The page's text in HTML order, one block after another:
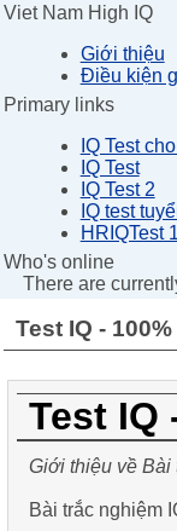
Viet Nam High IQ
Giới thiệu
Điều kiện
Primary links
IQ Test
IQ Test
IQ Test 2
IQ test
HRIQTest 1
Who's online
There are
Test IQ -
Test IQ
Giới thiệu về Bài
Bài trắc nghiệm